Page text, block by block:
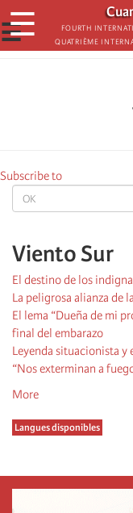
Skip
to
main
Fourth
Quatrième
☰
☰
OK
Viento Sur
El destino de los
La peligrosa alianza de
El lema “Dueña de mi
final del embarazo
Leyenda situacionista
“Nos exterminan a
More
Langues disponibles
Subscribe to